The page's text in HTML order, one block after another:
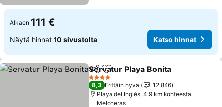
Alkaen 111 €
Näytä hinnat 10 sivustolta Katso hinnat
Jaa Lisää suosikkeihin
Servatur Playa Bonita
4 Tähtiluokitus
8,3 Erittäin hyvä
12 846
Playa del Inglés, 4.9 km kohteesta
Meloneras